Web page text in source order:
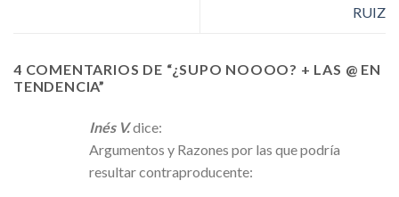
RUIZ
4 COMENTARIOS DE “¿SUPO NOOOO? + LAS @ EN
TENDENCIA”
Inés V.dice:
Argumentos y Razones por las que podría
resultar contraproducente: